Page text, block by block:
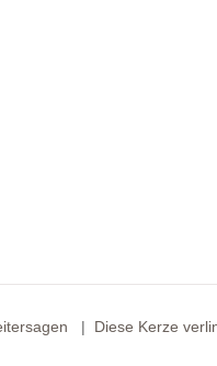
Diese Kerze